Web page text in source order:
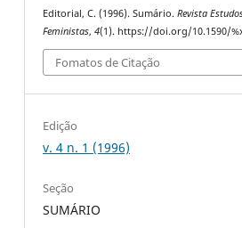
Editorial, C. (1996). Sumário.Revista
Feministas,4(1). https://doi.org/10.1590/
Fomatos de Citação
Edição
v. 4 n. 1 (1996)
Seção
SUMÁRIO